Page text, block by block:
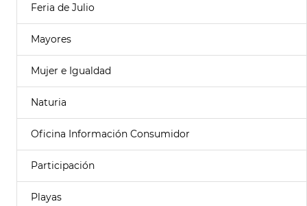
Feria de Julio
Mayores
Mujer e Igualdad
Naturia
Oficina Información Consumidor
Participación
Playas